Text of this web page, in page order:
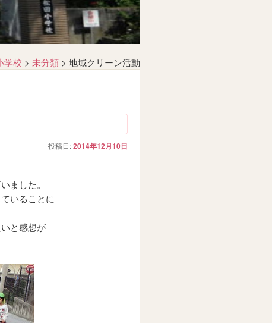
学校 > 未分類 > 地域クリーン活動
投稿日:2014年12月10日
ました。
いることに
と感想が